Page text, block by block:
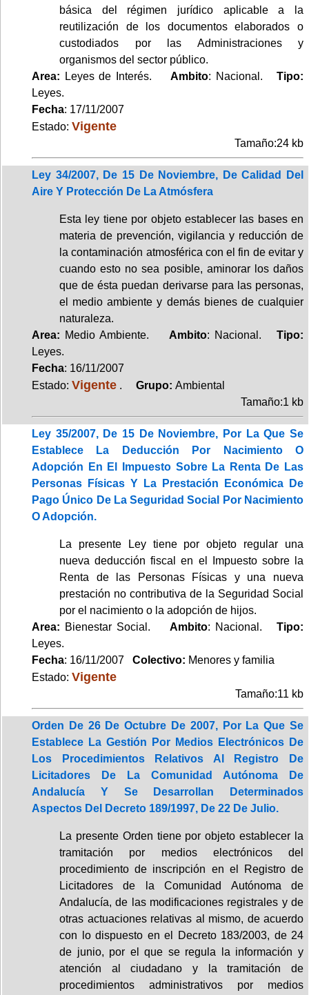
básica del régimen jurídico aplicable a la
reutilización de los documentos elaborados o
custodiados por las Administraciones y
organismos del sector público.
Area: Leyes de Interés.Ambito: Nacional.Tipo:
Leyes.
Fecha: 17/11/2007
Estado: Vigente
Tamaño:24 kb
Ley 34/2007, De 15 De Noviembre, De Calidad Del
Aire Y Protección De La Atmósfera
Esta ley tiene por objeto establecer las bases en
materia de prevención, vigilancia y reducción de
la contaminación atmosférica con el fin de evitar y
cuando esto no sea posible, aminorar los daños
que de ésta puedan derivarse para las personas,
el medio ambiente y demás bienes de cualquier
naturaleza.
Area: Medio Ambiente. Ambito: Nacional.Tipo:
Leyes.
Fecha: 16/11/2007
Estado: Vigente . Grupo: Ambiental
Tamaño:1 kb
Ley 35/2007, De 15 De Noviembre, Por La Que Se
Establece La Deducción Por Nacimiento O
Adopción En El Impuesto Sobre La Renta De Las
Personas Físicas Y La Prestación Económica De
Pago Único De La Seguridad Social Por Nacimiento
O Adopción.
La presente Ley tiene por objeto regular una
nueva deducción fiscal en el Impuesto sobre la
Renta de las Personas Físicas y una nueva
prestación no contributiva de la Seguridad Social
por el nacimiento o la adopción de hijos.
Area: Bienestar Social. Ambito: Nacional. Tipo:
Leyes.
Fecha: 16/11/2007 Colectivo: Menores y familia
Estado: Vigente
Tamaño:11 kb
Orden De 26 De Octubre De 2007, Por La Que Se
Establece La Gestión Por Medios Electrónicos De
Los Procedimientos Relativos Al Registro De
Licitadores De La Comunidad Autónoma De
Andalucía Y Se Desarrollan Determinados
Aspectos Del Decreto 189/1997, De 22 De Julio.
La presente Orden tiene por objeto establecer la
tramitación por medios electrónicos del
procedimiento de inscripción en el Registro de
Licitadores de la Comunidad Autónoma de
Andalucía, de las modificaciones registrales y de
otras actuaciones relativas al mismo, de acuerdo
con lo dispuesto en el Decreto 183/2003, de 24
de junio, por el que se regula la información y
atención al ciudadano y la tramitación de
procedimientos administrativos por medios